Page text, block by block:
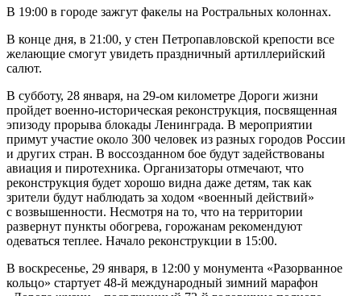
В 19:00 в городе зажгут факелы на Ростральных колоннах.
В конце дня, в 21:00, у стен Петропавловской крепости все
желающие смогут увидеть праздничный артиллерийский
салют.
В субботу, 28 января, на 29-ом километре Дороги жизни
пройдет военно-историческая реконструкция, посвященная
эпизоду прорыва блокады Ленинграда. В мероприятии
примут участие около 300 человек из разных городов России
и других стран. В воссозданном бое будут задействованы
авиация и пиротехника. Организаторы отмечают, что
реконструкция будет хорошо видна даже детям, так как
зрители будут наблюдать за ходом «военный действий»
с возвышенности. Несмотря на то, что на территории
развернут пункты обогрева, горожанам рекомендуют
одеваться теплее. Начало реконструкции в 15:00.
В воскресенье, 29 января, в 12:00 у монумента «Разорванное
кольцо» стартует 48-й международный зимний марафон